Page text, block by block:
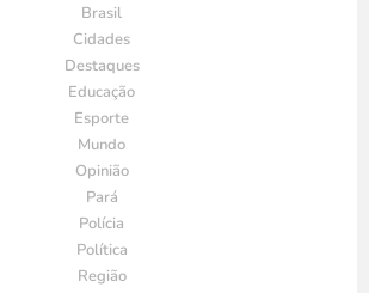
Brasil
Cidades
Destaques
Educação
Esporte
Mundo
Opinião
Pará
Polícia
Política
Região